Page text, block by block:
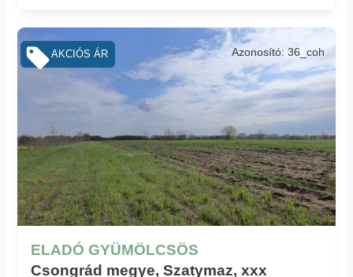
ELADÓ GYÜMÖLCSÖS
Csongrád megye, Szatymaz, xxx
Azonosító: 36_coh
AKCIÓS ÁR